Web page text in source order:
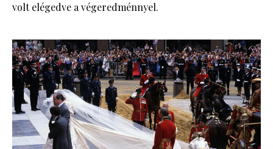
volt elégedve a végeredménnyel.